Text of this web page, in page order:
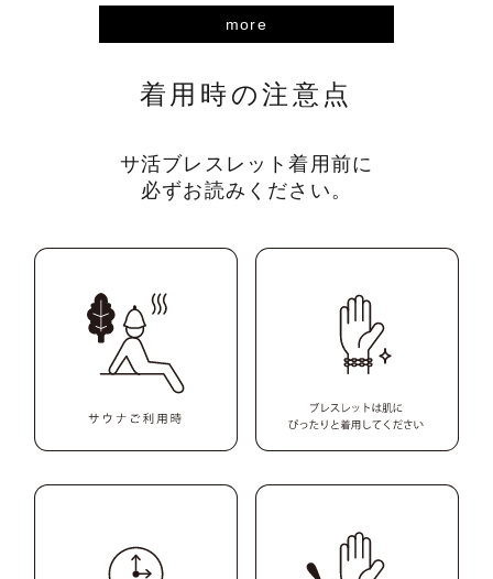
more
着用時の注意点
サ活ブレスレット着用前に
必ずお読みください。